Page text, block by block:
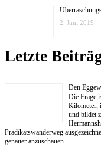
2. Juni 2019
Letzte
Den
Die Frage
Kilometer,
und bildet
Prädikatswanderweg
genauer anzuschauen.